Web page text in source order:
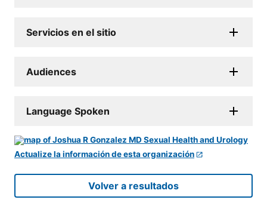
Servicios en el sitio
Audiences
Language Spoken
Actualize la información de esta organización
Volver a resultados